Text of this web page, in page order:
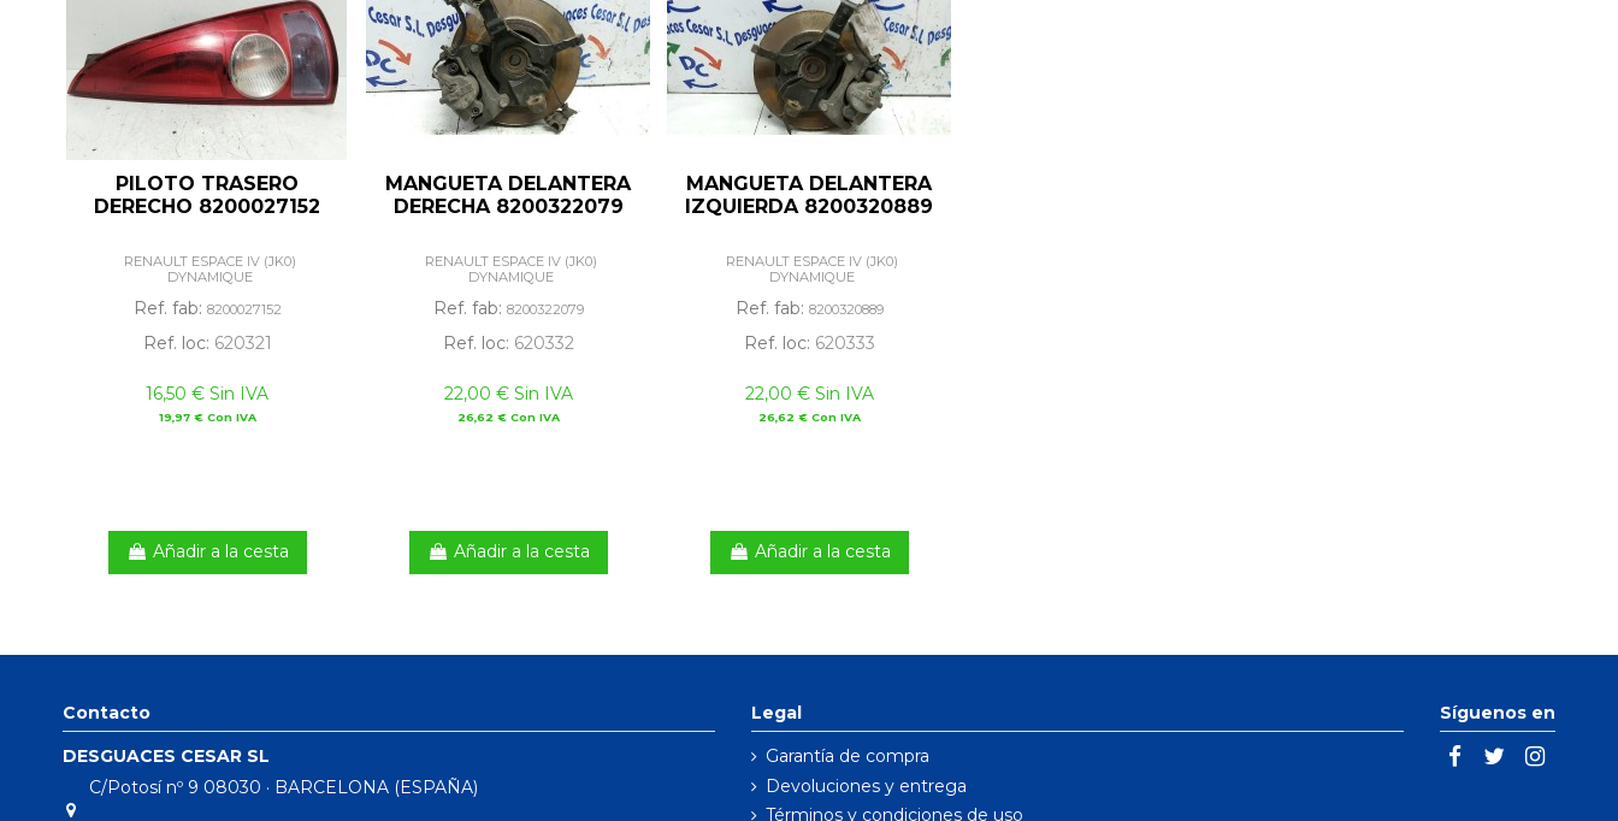
PILOTO TRASERO
DERECHO 8200027152
RENAULT ESPACE IV (JK0)
DYNAMIQUE
Ref. fab: 8200027152
Ref. loc: 620321
16,50 € Sin IVA
19,97 € Con IVA
Añadir a la cesta
MANGUETA DELANTERA
DERECHA 8200322079
RENAULT ESPACE IV (JK0)
DYNAMIQUE
Ref. fab: 8200322079
Ref. loc: 620332
22,00 € Sin IVA
26,62 € Con IVA
Añadir a la cesta
MANGUETA DELANTERA
IZQUIERDA 8200320889
RENAULT ESPACE IV (JK0)
DYNAMIQUE
Ref. fab: 8200320889
Ref. loc: 620333
22,00 € Sin IVA
26,62 € Con IVA
Añadir a la cesta
Contacto
DESGUACES CESAR SL
C/Potosí nº 9 08030 · BARCELONA (ESPAÑA)
Legal
Garantía de compra
Devoluciones y entrega
Términos y condiciones de uso
Síguenos en